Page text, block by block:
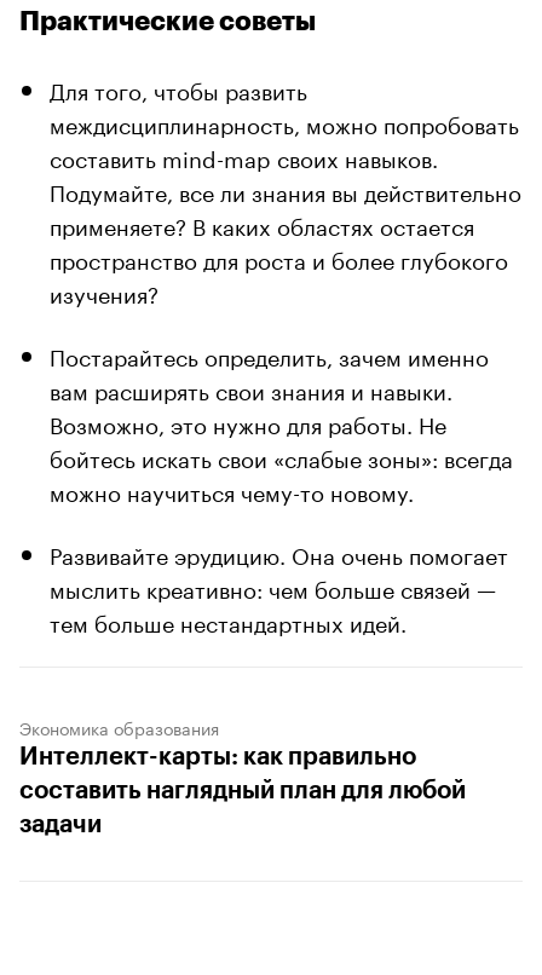
Практические советы
Для того, чтобы развить
междисциплинарность, можно попробовать
составить mind-map своих навыков.
Подумайте, все ли знания вы действительно
применяете? В каких областях остается
пространство для роста и более глубокого
изучения?
Постарайтесь определить, зачем именно
вам расширять свои знания и навыки.
Возможно, это нужно для работы. Не
бойтесь искать свои «слабые зоны»: всегда
можно научиться чему-то новому.
Развивайте эрудицию. Она очень помогает
мыслить креативно: чем больше связей —
тем больше нестандартных идей.
Экономика образования
Интеллект-карты: как правильно
составить наглядный план для любой
задачи